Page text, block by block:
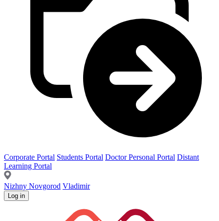
Corporate Portal Students Portal Doctor Personal Portal Distant
Learning Portal
Nizhny Novgorod Vladimir
Log in